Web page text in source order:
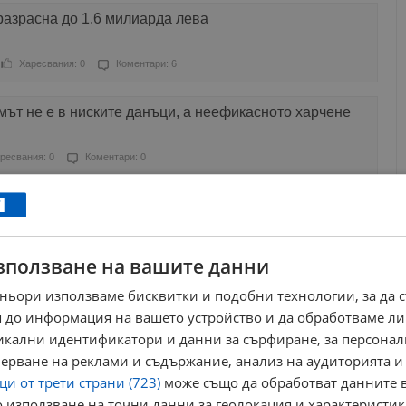
до 1.6 милиарда лева
Харесвания: 0 Коментари: 6
не е в ниските данъци, а неефикасното харчене
0 Коментари: 0
общинско дарение в подкрепа на пострадалите в
мътят водата, за да печелят политически и
Харесвания: 0 Коментари: 0
данъчните мерки на Асен Василев
на вашите данни
използваме бисквитки и подобни технологии, за да
до информация на вашето устройство и да обработваме
идентификатори и данни за сърфиране, за
на реклами и съдържание, анализ на аудиторията
от трети страни (723) може също да обработват данните